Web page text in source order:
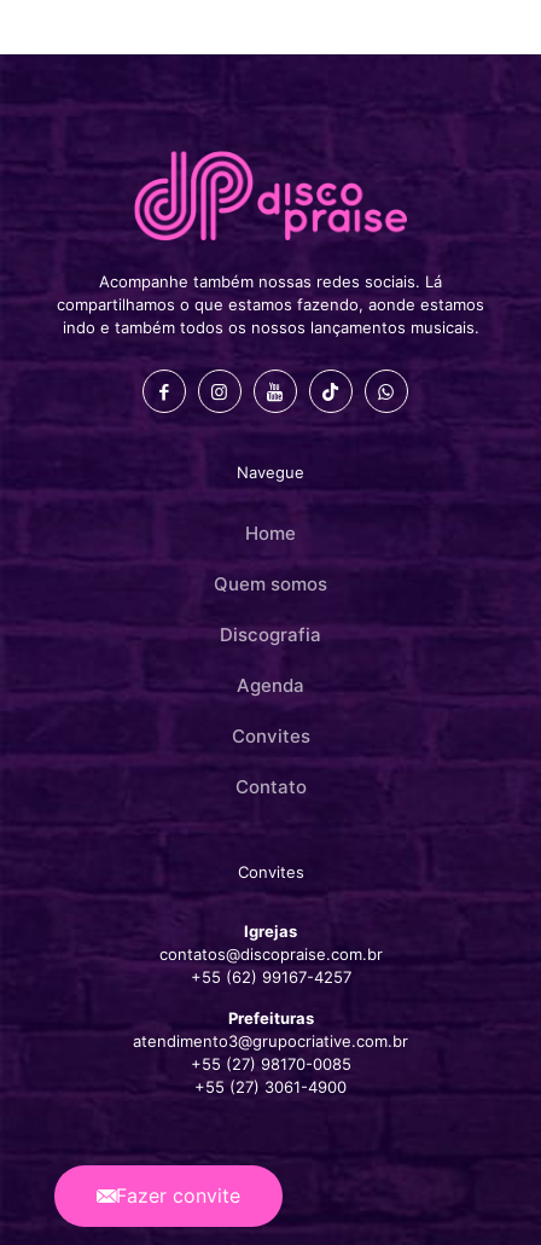
Acompanhe também nossas redes sociais. Lá
compartilhamos o que estamos fazendo, aonde estamos
indo e também todos os nossos lançamentos musicais.
Navegue
Home
Quem somos
Discografia
Agenda
Convites
Contato
Convites
Igrejas
contatos@discopraise.com.br
+55 (62) 99167-4257‬
Prefeituras
atendimento3@grupocriative.com.br
+55 (27) 98170-0085
+55 (27) 3061-4900
Fazer convite